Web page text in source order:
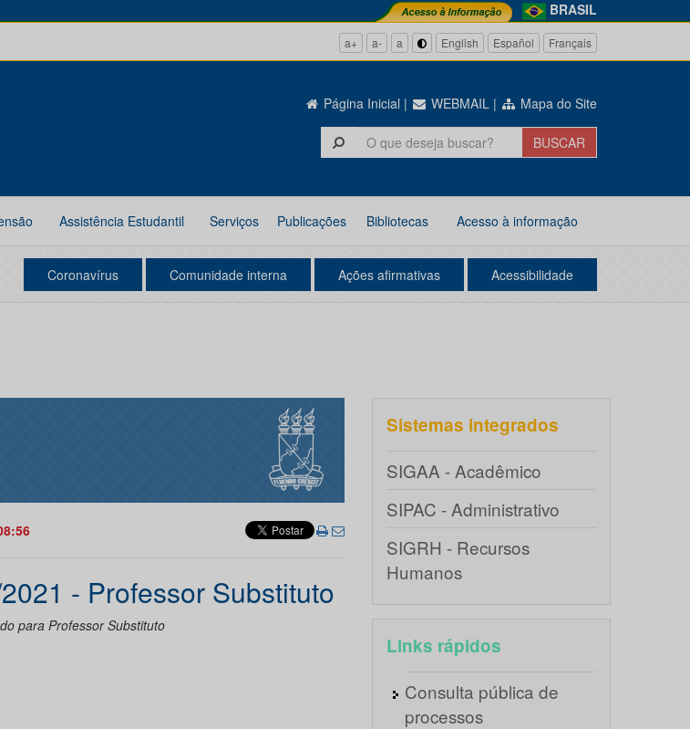
BRASIL
a+ a- a English Español Français
Página Inicial | WEBMAIL | Mapa do Site
Assistência Estudantil Serviços Publicações Bibliotecas Acesso à informação
Coronavírus Comunidade interna Ações afirmativas Acessibilidade
- Professor Substituto
para Professor Substituto
Sistemas integrados
SIGAA - Acadêmico
SIPAC - Administrativo
SIGRH - Recursos
Humanos
Links rápidos
Consulta pública de
processos